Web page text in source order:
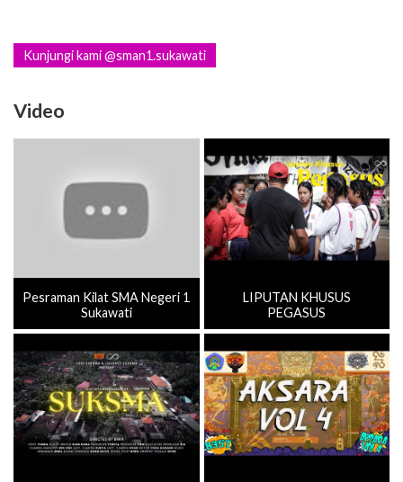
Kunjungi kami @sman1.sukawati
Video
Pesraman Kilat SMA Negeri 1
Sukawati
LIPUTAN KHUSUS
PEGASUS